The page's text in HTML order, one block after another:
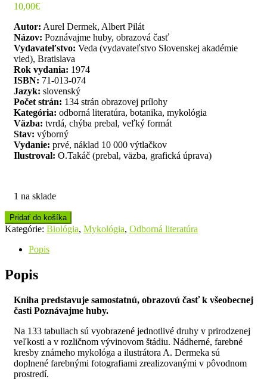
10,00€
Autor: Aurel Dermek, Albert Pilát
Názov: Poznávajme huby, obrazová časť
Vydavateľstvo: Veda (vydavateľstvo Slovenskej akadémie
vied), Bratislava
Rok vydania: 1974
ISBN: 71-013-074
Jazyk: slovenský
Počet strán: 134 strán obrazovej prílohy
Kategória: odborná literatúra, botanika, mykológia
Väzba: tvrdá, chýba prebal, veľký formát
Stav: výborný
Vydanie: prvé, náklad 10 000 výtlačkov
Ilustroval: O.Takáč (prebal, väzba, grafická úprava)
1 na sklade
Pridať do košíka
Kategórie: Biológia, Mykológia, Odborná literatúra
Popis
Popis
Kniha predstavuje samostatnú, obrazovú časť k všeobecnej
časti Poznávajme huby.
Na 133 tabuliach sú vyobrazené jednotlivé druhy v prirodzenej
veľkosti a v rozličnom vývinovom štádiu. Nádherné, farebné
kresby známeho mykológa a ilustrátora A. Dermeka sú
doplnené farebnými fotografiami zrealizovanými v pôvodnom
prostredí.